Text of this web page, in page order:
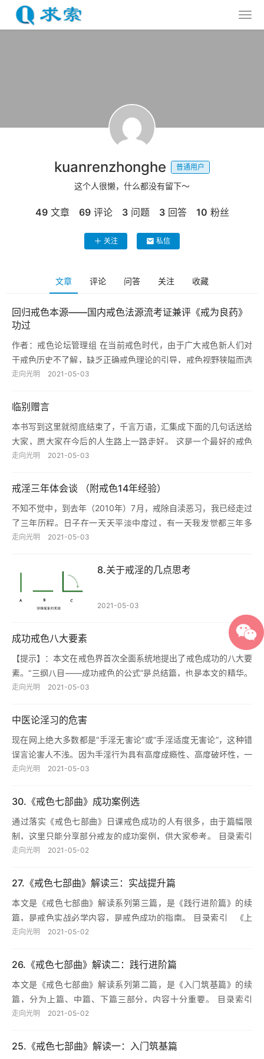
kuanrenzhonghe 普通用户
这个人很懒，什么都没有留下～
49 文章 69 评论 3 问题 3 回答 10 粉丝
关注 私信
文章 评论 问答 关注 收藏
回归戒色本源——国内戒色法源流考证兼评《戒为良药》
功过
作者：戒色论坛管理组 在当前戒色时代，由于广大戒色新人们对
于戒色历史不了解，缺乏正确戒色理论的引导，戒色视野狭隘而选
择了错误戒色法，酿成了一桩桩戒色悲剧。这个问题是当前戒色界
走向光明 2021-05-03
临别赠言
本书写到这里就彻底结束了，千言万语，汇集成下面的几句话送给
大家，愿大家在今后的人生路上一路走好。 这是一个最好的戒色
时代，也是一个最坏的戒色时代。说最坏，目前戒色界（“后弘期”
走向光明 2021-05-03
戒淫三年体会谈 （附戒色14年经验）
不知不觉中，到去年（2010年）7月，戒除自渎恶习，我已经走过
了三年历程。日子在一天天平淡中度过，有一天我发觉都三年多
了，竟然没有写点什么的念头。拖了七个月之后，才决定写下这篇
走向光明 2021-05-03
8.关于戒淫的几点思考
2021-05-03
成功戒色八大要素
【提示】：本文在戒色界首次全面系统地提出了戒色成功的八大要
素。“三纲八目——成功戒色的公式”是总结篇，也是本文的精华。
目录索引 成功戒色八大要素、认识决定方向、决心是成功之本、
走向光明 2021-05-03
中医论淫习的危害
现在网上绝大多数都是“手淫无害论”或“手淫适度无害论”，这种错
误言论害人不浅。因为手淫行为具有高度成瘾性、高度破坏性，一
旦成瘾，很难克制，长期手淫会严重损害身体健康。 手淫危害的
走向光明 2021-05-03
30.《戒色七部曲》成功案例选
通过落实《戒色七部曲》日课戒色成功的人有很多，由于篇幅限
制，这里只能分享部分戒友的成功案例，供大家参考。 目录索引
落实七部曲5天的感悟、实践七部曲一周体会、戒色40天的改变、
走向光明 2021-05-02
27.《戒色七部曲》解读三：实战提升篇
本文是《戒色七部曲》解读系列第三篇，是《践行进阶篇》的续
篇，是戒色实战必学内容，是戒色成功的指南。 目录索引 《上
篇》 本篇要点：《戒色七部曲》日课标准、戒色“每日十问”、戒
走向光明 2021-05-02
26.《戒色七部曲》解读二：践行进阶篇
本文是《戒色七部曲》解读系列第二篇，是《入门筑基篇》的续
篇，分为上篇、中篇、下篇三部分，内容十分重要。 目录索引
《上篇》 本篇要点：七部曲本质解读、戒色金口诀、必学篇目与
走向光明 2021-05-02
25.《戒色七部曲》解读一：入门筑基篇